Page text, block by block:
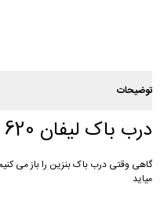
توضیحات
درب باک لیفان 620
گاهی وقتی درب باک بنزین را باز می
میاید